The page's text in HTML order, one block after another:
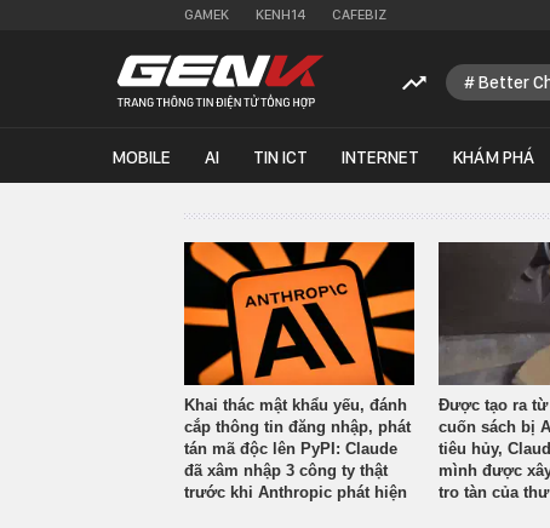
GAMEK KENH14 CAFEBIZ
Better
MOBILE AI TIN ICT INTERNET KHÁM PHÁ
Khai thác mật khẩu yếu, đánh
cắp thông tin đăng nhập, phát
tán mã độc lên PyPI: Claude
đã xâm nhập 3 công ty thật
trước khi Anthropic phát hiện
Được tạo ra từ
cuốn sách bị
tiêu hủy,
mình được
tro tàn của